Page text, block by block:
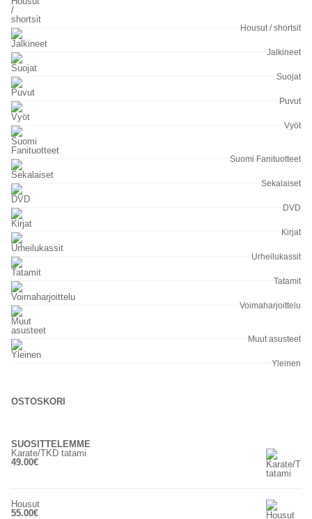
Housut / shortsit
Jalkineet
Suojat
Puvut
Vyöt
Suomi Fanituotteet
Sekalaiset
DVD
Kirjat
Urheilukassit
Tatamit
Voimaharjoittelu
Muut asusteet
Yleinen
OSTOSKORI
SUOSITTELEMME
Karate/TKD tatami
49.00€
Housut
55.00€